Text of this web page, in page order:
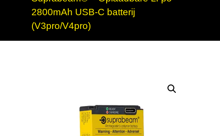
2800mAh USB-C batterij
(V3pro/V4pro)